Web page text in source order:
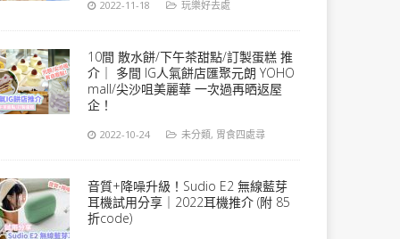
2022-11-18 玩樂好去處
10間 散水餅/下午茶甜點/訂製蛋糕 推
介｜ 多間 IG人氣餅店匯聚元朗 YOHO
mall/尖沙咀美麗華 一次過再晒返屋
企！
2022-10-24 未分類, 胃食四處尋
音質+降噪升級！Sudio E2 無線藍芽
耳機試用分享｜2022耳機推介 (附 85
折code)